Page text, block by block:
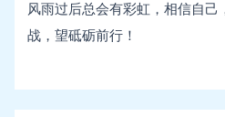
风雨过后总会有彩虹，相信自
战，望砥砺前行！